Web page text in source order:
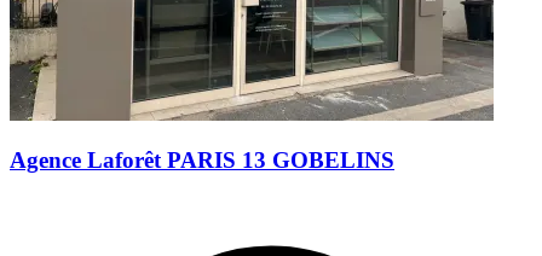
Agence Laforêt PARIS 13 GOBELINS